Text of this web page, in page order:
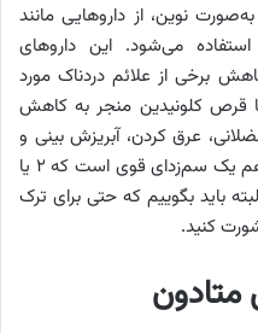
نوین، از داروهایی مانند
استفاده می‌شود. این داروهای
برخی از علائم دردناک مورد
قرص کلونیدین منجر به کاهش
عرق کردن، آبریزش بینی و
گرفتگی مفصلی می‌شود. نالترکسون هم یک سم‌زدای قوی است که ۲ یا
باید بگوییم که حتی برای ترک
کنید.